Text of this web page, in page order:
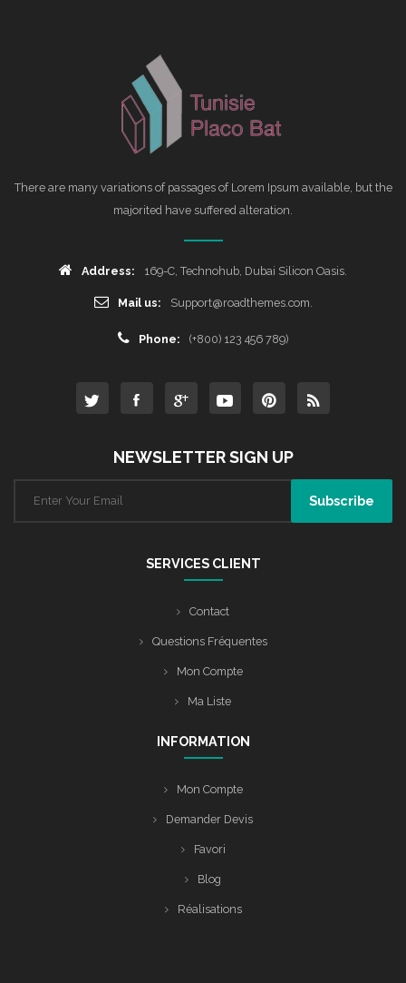
There are many variations of passages of Lorem Ipsum available, but the
majorited have suffered alteration.
Address: 169-C, Technohub, Dubai Silicon Oasis.
Mail us: Support@roadthemes.com.
Phone: (+800) 123 456 789)
NEWSLETTER SIGN UP
SERVICES CLIENT
Contact
Questions Fréquentes
Mon Compte
Ma Liste
INFORMATION
Mon Compte
Demander Devis
Favori
Blog
Réalisations